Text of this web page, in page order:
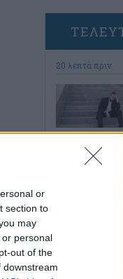
or
section to
may
personal
out of the
downstream
20 λεπτά πριν
60 λεπτά πριν